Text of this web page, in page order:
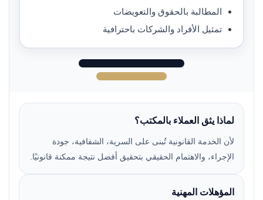
المطالبة بالحقوق والتعويضات
تمثيل الأفراد والشركات باحترافية
لماذا يثق العملاء بالمكتب؟
لأن الخدمة القانونية تُبنى على السرية، الشفافية، جودة
الإجراء، والاهتمام الحقيقي بتحقيق أفضل نتيجة ممكنة قانونيًا.
المؤهلات المهنية